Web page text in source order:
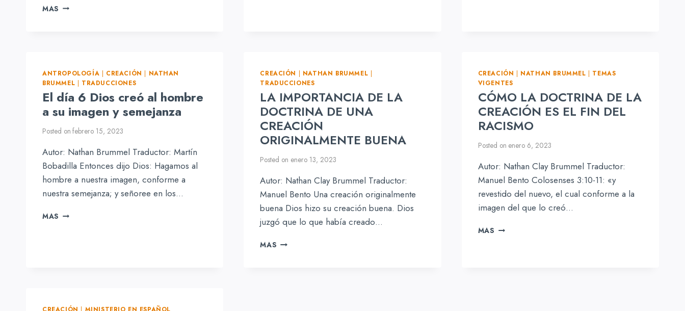
MAS LA
ESPECIALMENTE
DE
LOS
ÁNGELES
ANTROPOLOGÍA | CREACIÓN | NATHAN
BRUMMEL | TRADUCCIONES
El día 6 Dios creó al hombre
a su imagen y semejanza
Posted on febrero 15, 2023
Autor: Nathan Brummel Traductor: Martín
Bobadilla Entonces dijo Dios: Hagamos al
hombre a nuestra imagen, conforme a
nuestra semejanza; y señoree en los…
MAS EL
CREACIÓN | NATHAN BRUMMEL |
TRADUCCIONES
LA IMPORTANCIA DE LA
DOCTRINA DE UNA
CREACIÓN
ORIGINALMENTE BUENA
Posted on enero 13, 2023
Autor: Nathan Clay Brummel Traductor:
Manuel Bento Una creación originalmente
buena Dios hizo su creación buena. Dios
juzgó que lo que había creado…
MAS LA
CREACIÓN | NATHAN BRUMMEL | TEMAS
VIGENTES
CÓMO LA DOCTRINA DE LA
CREACIÓN ES EL FIN DEL
RACISMO
Posted on enero 6, 2023
Autor: Nathan Clay Brummel Traductor:
Manuel Bento Colosenses 3:10-11: «y
revestido del nuevo, el cual conforme a la
imagen del que lo creó…
MAS CÓMO
CREACIÓN | MINISTERIO EN ESPAÑOL